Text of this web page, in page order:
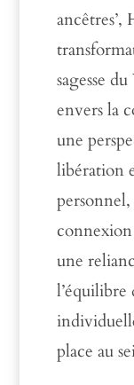
ancêtres’,
sagesse
envers la
une
libération
une
place au